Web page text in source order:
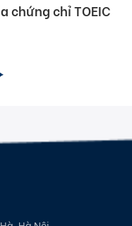
chứng chỉ TOEIC